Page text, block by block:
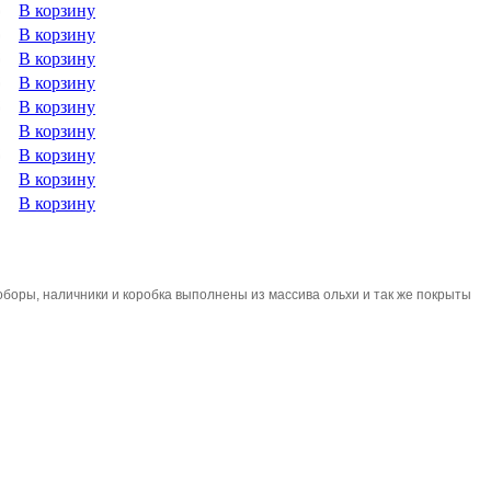
В корзину
В корзину
В корзину
В корзину
В корзину
В корзину
В корзину
В корзину
В корзину
наличники и коробка выполнены из массива ольхи и так же покрыты